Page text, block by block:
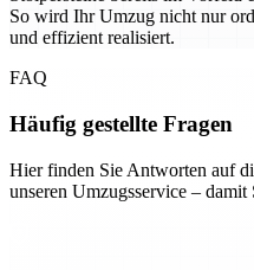
So wird Ihr Umzug nicht nur
und effizient realisiert.
FAQ
Häufig gestellte Fragen
Hier finden Sie Antworten auf
unseren Umzugsservice – damit